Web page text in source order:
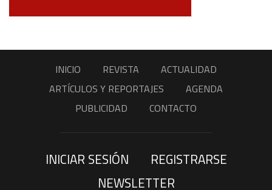
INICIO REVISTA
ACTUALIDAD
ARTÍCULOS Y REPORTAJES
AGENDA
PUBLICIDAD
CONTACTO
INICIAR SESIÓN
REGISTRARSE
NEWSLETTER